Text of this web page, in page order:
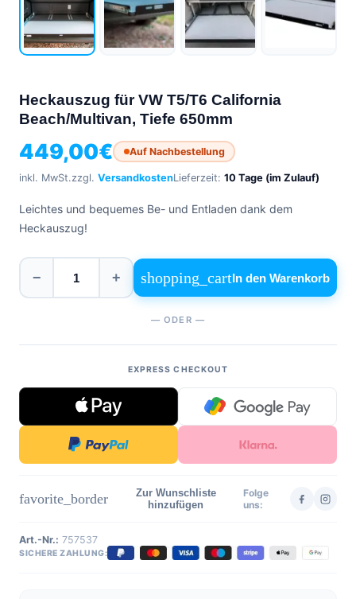
mailKontakt
helpFAQ
articleAlle
Artikel
WhatsApp
Support
phone
+39
0471
4,6
Instagram
Heckauszug für VW T5/T6 California
Beach/Multivan, Tiefe 650mm
449,00€ Auf Nachbestellung
inkl. MwSt.zzgl. VersandkostenLieferzeit: 10 Tage (im Zulauf)
Leichtes und bequemes Be- und Entladen dank dem
Heckauszug!
− + shopping_cartIn den Warenkorb
— ODER —
EXPRESS CHECKOUT
favorite_border
Zur Wunschliste
hinzufügen
Folge
uns:
Art.-Nr.: 757537
SICHERE ZAHLUNG: